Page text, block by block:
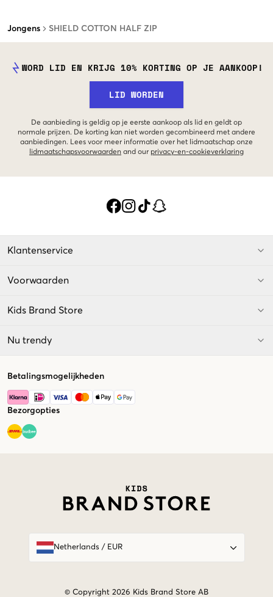
Jongens SHIELD COTTON HALF ZIP
WORD LID EN KRIJG 10% KORTING OP JE AANKOOP!
LID WORDEN
De aanbieding is geldig op je eerste aankoop als lid en geldt op
normale prijzen. De korting kan niet worden gecombineerd met andere
aanbiedingen. Lees voor meer informatie over het lidmaatschap onze
lidmaatschapsvoorwaarden and our privacy-en-cookieverklaring
Klantenservice
Voorwaarden
Kids Brand Store
Nu trendy
Betalingsmogelijkheden
Bezorgopties
Netherlands/ EUR
© Copyright 2026 Kids Brand Store AB